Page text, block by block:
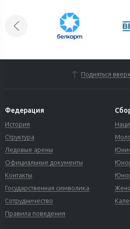
Подняться
Федерация
История
Структура
Ледовые арены
Официальные документы
Контакты
Государственная символика
Сотрудничество
Правила поведения